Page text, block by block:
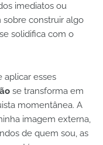
imediatos ou
sobre construir algo
solidifica com o
aplicar esses
se transforma em
momentânea. A
imagem externa,
de quem sou, as